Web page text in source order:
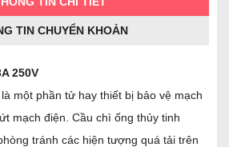
TIN CHUYỂN KHOẢN
250V
một phần tử hay thiết bị bảo vệ mạch
mạch điện. Cầu chì ống thủy tinh
tránh các hiện tượng quá tải trên